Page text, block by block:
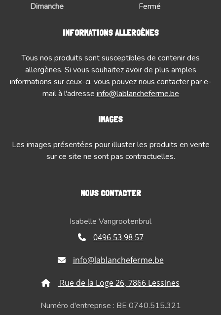
Dimanche
Fermé
INFORMATIONS ALLERGÈNES
Tous nos produits sont susceptibles de contenir des
allergènes. Si vous souhaitez avoir de plus amples
informations sur ceux-ci, vous pouvez nous contacter par e-
mail à l'adresse info@lablancheferme.be
IMAGES
Les images présentées pour illuster les produits en vente
sur ce site ne sont pas contractuelles.
NOUS CONTACTER
Isabelle Vangrootenbrul
0496 53 98 57
info@lablancheferme.be
Rue de la Loge 26, 7866 Lessines
Numéro d'entreprise : BE 0740.515.321